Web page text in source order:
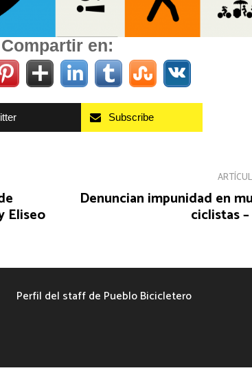
Compartir en:
Subscribe
Eliseo
Denuncian impunidad en
ciclistas
Perfil del staff de Pueblo Bicicletero